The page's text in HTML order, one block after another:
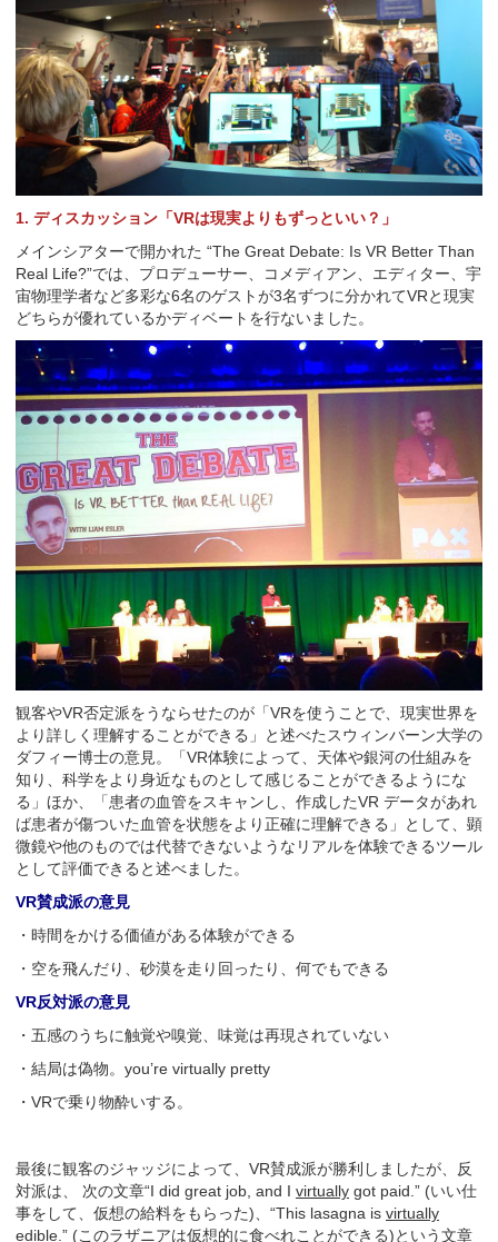
1. ディスカッション「VRは現実よりもずっといい？」
メインシアターで開かれた “The Great Debate: Is VR Better Than
Real Life?”では、プロデューサー、コメディアン、エディター、宇
宙物理学者など多彩な6名のゲストが3名ずつに分かれてVRと現実
どちらが優れているかディベートを行ないました。
観客やVR否定派をうならせたのが「VRを使うことで、現実世界を
より詳しく理解することができる」と述べたスウィンバーン大学の
ダフィー博士の意見。「VR体験によって、天体や銀河の仕組みを
知り、科学をより身近なものとして感じることができるようにな
る」ほか、「患者の血管をスキャンし、作成したVR データがあれ
ば患者が傷ついた血管を状態をより正確に理解できる」として、顕
微鏡や他のものでは代替できないようなリアルを体験できるツール
として評価できると述べました。
VR賛成派の意見
・時間をかける価値がある体験ができる
・空を飛んだり、砂漠を走り回ったり、何でもできる
VR反対派の意見
・五感のうちに触覚や嗅覚、味覚は再現されていない
・結局は偽物。you’re virtually pretty
・VRで乗り物酔いする。
最後に観客のジャッジによって、VR賛成派が勝利しましたが、反
対派は、 次の文章“I did great job, and I virtually got paid.” (いい仕
事をして、仮想の給料をもらった)、“This lasagna is virtually
edible.” (このラザニアは仮想的に食べれことができる)という文章